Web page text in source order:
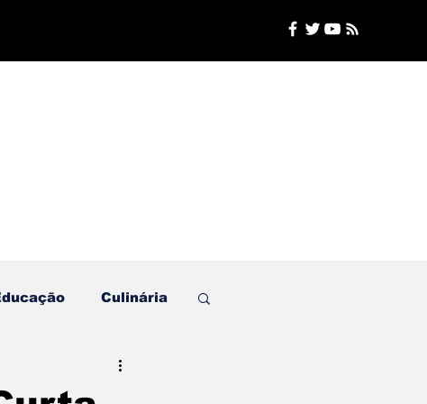
Culinária
Plantão de Polícia